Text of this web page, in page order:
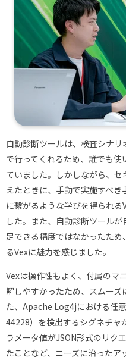
自動診断ツールは、検査シナ
で行ってくれるため、誰でも
ていました。しかしながら、
えたときに、手動で実施すべ
に繋がるような学びを得られ
した。また、自動診断ツール
足できる精度ではなかったた
るVexに魅力を感じました。
Vexは操作性もよく、付属のマ
解しやすかったため、スムー
た、Apache Log4jにおける任
44228）を検出するシグネチャ
ラメータ値がJSON形式のリク
たことなど、ニーズに沿った